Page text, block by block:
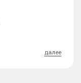
далее